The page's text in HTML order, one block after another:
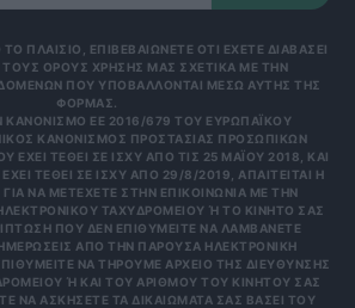
ΠΛΑΙΣΙΟ, ΕΠΙΒΕΒΑΙΩΝΕΤΕ ΟΤΙ ΕΧΕΤΕ ΔΙΑΒΑΣΕΙ
ΤΟΥΣ ΟΡΟΥΣ ΧΡΗΣΗΣ ΜΑΣ ΣΧΕΤΙΚΑ ΜΕ ΤΗΝ
ΠΟΥ ΥΠΟΒΑΛΛΟΝΤΑΙ ΜΕΣΩ ΑΥΤΗΣ ΤΗΣ
ΦΟΡΜΑΣ.
ΕΕ 2016/679 ΤΟΥ ΕΥΡΩΠΑΪΚΟΎ
ΚΑΝΟΝΙΣΜΌΣ ΠΡΟΣΤΑΣΊΑΣ ΠΡΟΣΩΠΙΚΏΝ
ΈΧΕΙ ΤΕΘΕΊ ΣΕ ΙΣΧΎ ΑΠΌ ΤΙΣ 25 ΜΑΪ́ΟΥ 2018, ΚΑΙ
ΤΕΘΕΊ ΣΕ ΙΣΧΎ ΑΠΌ 29/8/2019, ΑΠΑΙΤΕΊΤΑΙ Η
ΝΑ ΜΕΤΈΧΕΤΕ ΣΤΗΝ ΕΠΙΚΟΙΝΩΝΊΑ ΜΕ ΤΗΝ
ΤΑΧΥΔΡΟΜΕΊΟΥ Ή ΤΟ ΚΙΝΗΤΌ ΣΑΣ Τ
ΠΟΥ ΔΕΝ ΕΠΙΘΥΜΕΊΤΕ ΝΑ ΛΑΜΒΆΝΕΤΕ Μ
ΑΠΌ ΤΗΝ ΠΑΡΟΎΣΑ ΗΛΕΚΤΡΟΝΙΚΉ Δ
ΝΑ ΤΗΡΟΎΜΕ ΑΡΧΕΊΟ ΤΗΣ ΔΙΕΎΘΥΝΣΗΣ ΗΛ
Ή ΚΑΙ ΤΟΥ ΑΡΙΘΜΟΎ ΤΟΥ ΚΙΝΗΤΟΎ ΣΑΣ ΤΗΛ
ΑΣΚΉΣΕΤΕ ΤΑ ΔΙΚΑΙΏΜΑΤΆ ΣΑΣ ΒΆΣΕΙ ΤΟΥ ΆΡΘ